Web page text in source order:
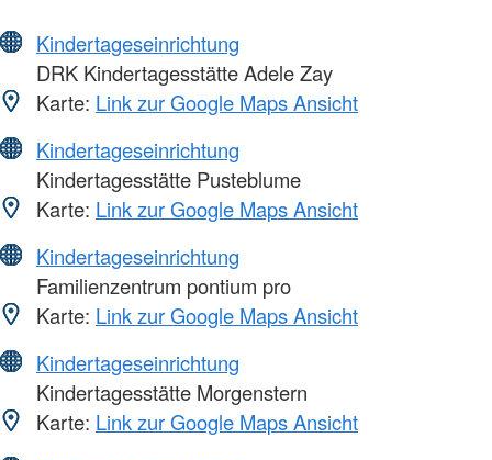
Kindertageseinrichtung
DRK Kindertagesstätte Adele Zay
Karte: Link zur Google Maps Ansicht
Kindertageseinrichtung
Kindertagesstätte Pusteblume
Karte: Link zur Google Maps Ansicht
Kindertageseinrichtung
Familienzentrum pontium pro
Karte: Link zur Google Maps Ansicht
Kindertageseinrichtung
Kindertagesstätte Morgenstern
Karte: Link zur Google Maps Ansicht